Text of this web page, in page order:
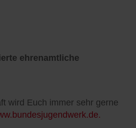
ehrenamtliche
wird Euch immer sehr gerne